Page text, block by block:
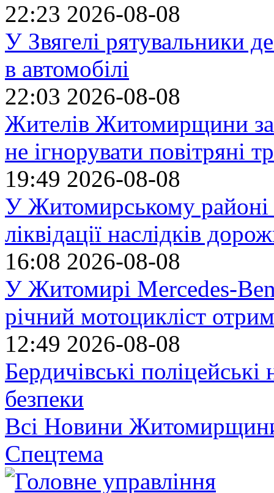
22:23 2026-08-08
У Звягелі рятувальники
в автомобілі
22:03 2026-08-08
Жителів Житомирщини
не ігнорувати повітряні
19:49 2026-08-08
У Житомирському районі
ліквідації наслідків
16:08 2026-08-08
У Житомирі Mercedes-
річний мотоцикліст
12:49 2026-08-08
Бердичівські
безпеки
Всі Новини
Спецтема